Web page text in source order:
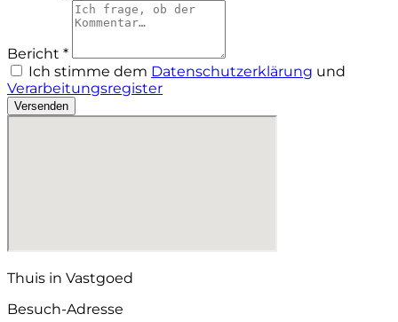
Bericht *
Ich stimme dem Datenschutzerklärung und
Verarbeitungsregister
Versenden
Thuis in Vastgoed
Besuch-Adresse